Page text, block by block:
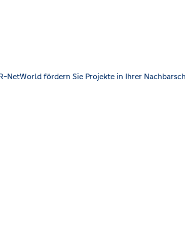
fördern Sie Projekte in Ihrer